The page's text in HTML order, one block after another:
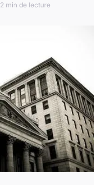
2 min de lecture